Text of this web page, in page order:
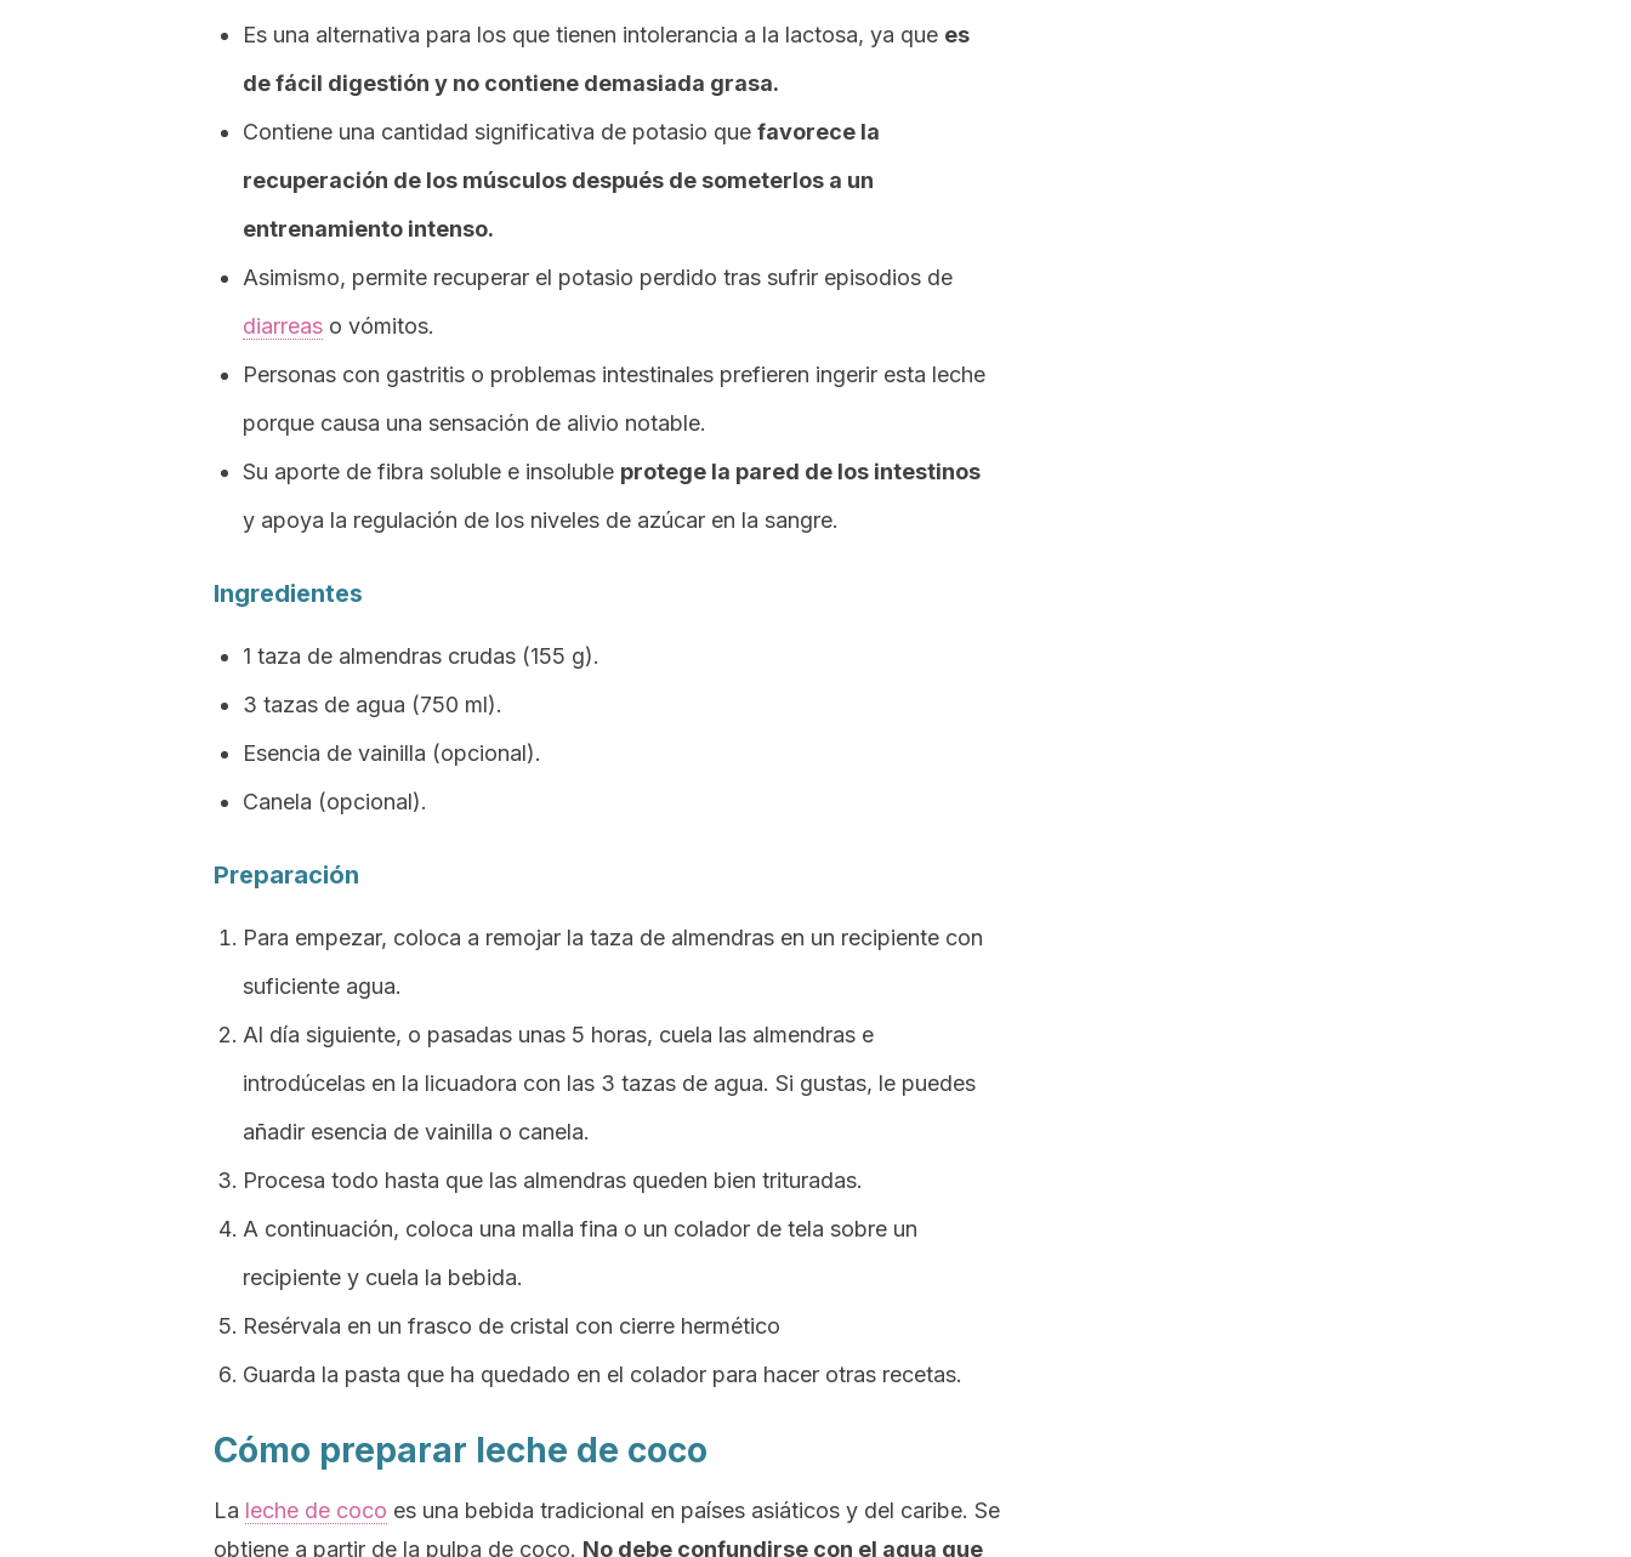
Es una alternativa para los que tienen intolerancia a la lactosa, ya que es
de fácil digestión y no contiene demasiada grasa.
Contiene una cantidad significativa de potasio que favorece la
recuperación de los músculos después de someterlos a un
entrenamiento intenso.
Asimismo, permite recuperar el potasio perdido tras sufrir episodios de
diarreas o vómitos.
Personas con gastritis o problemas intestinales prefieren ingerir esta leche
porque causa una sensación de alivio notable.
Su aporte de fibra soluble e insoluble protege la pared de los intestinos
y apoya la regulación de los niveles de azúcar en la sangre.
Ingredientes
1 taza de almendras crudas (155 g).
3 tazas de agua (750 ml).
Esencia de vainilla (opcional).
Canela (opcional).
Preparación
Para empezar, coloca a remojar la taza de almendras en un recipiente con
suficiente agua.
Al día siguiente, o pasadas unas 5 horas, cuela las almendras e
introdúcelas en la licuadora con las 3 tazas de agua. Si gustas, le puedes
añadir esencia de vainilla o canela.
Procesa todo hasta que las almendras queden bien trituradas.
A continuación, coloca una malla fina o un colador de tela sobre un
recipiente y cuela la bebida.
Resérvala en un frasco de cristal con cierre hermético
Guarda la pasta que ha quedado en el colador para hacer otras recetas.
Cómo preparar leche de coco
La leche de coco es una bebida tradicional en países asiáticos y del caribe. Se
obtiene a partir de la pulpa de coco. No debe confundirse con el agua que